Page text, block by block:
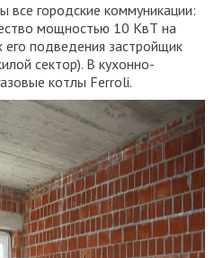
городские коммуникации:
мощностью 10 КвТ на
его подведения застройщик
сектор). В кухонно-
котлы Ferroli.